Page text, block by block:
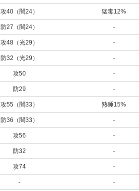
攻40（闇24） 猛毒12%
防27（闇24） -
攻48（光29） -
防32（光29） -
攻50 -
防29 -
攻55（闇33） 熟睡15%
防36（闇33） -
攻56 -
防32 -
攻74 -
- -